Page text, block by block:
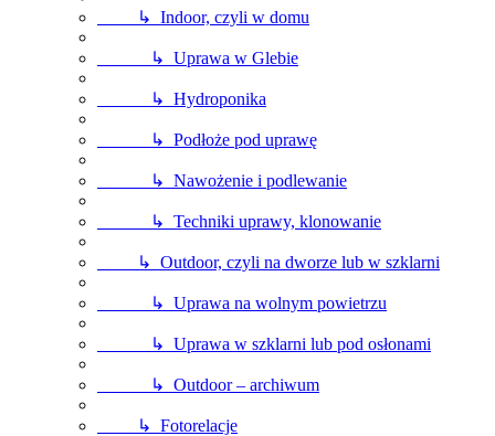
↳ Indoor, czyli w domu
↳ Uprawa w Glebie
↳ Hydroponika
↳ Podłoże pod uprawę
↳ Nawożenie i podlewanie
↳ Techniki uprawy, klonowanie
↳ Outdoor, czyli na dworze lub w szklarni
↳ Uprawa na wolnym powietrzu
↳ Uprawa w szklarni lub pod osłonami
↳ Outdoor – archiwum
↳ Fotorelacje